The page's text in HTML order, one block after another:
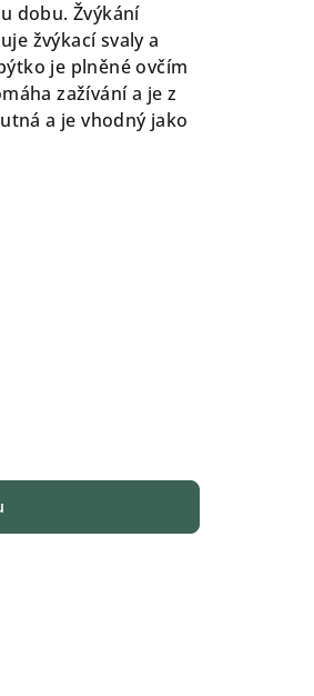
dobu. Žvýkání
žvýkací svaly a
je plněné ovčím
zažívání a je z
a je vhodný jako